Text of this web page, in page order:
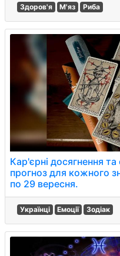
Здоров'я М'яз Риба
Кар'єрні досягнення
прогноз для кожного
по 29 вересня.
Українці Емоції Зодіак